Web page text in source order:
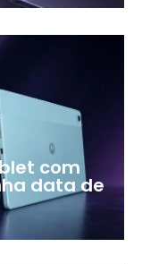
com
data de